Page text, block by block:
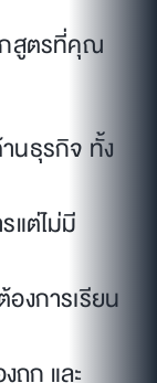
สูตรที่คุณ
นธุรกิจ ทั้ง
แต่ไม่มี
งการเรียน